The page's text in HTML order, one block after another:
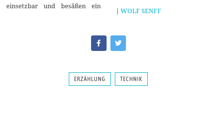
einsetzbar und besäßen ein
| WOLF SENFF
ERZÄHLUNG TECHNIK